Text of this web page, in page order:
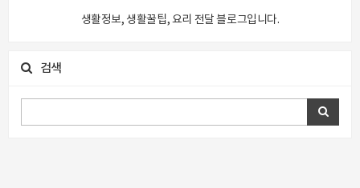
생활정보, 생활꿀팁, 요리 전달 블로그입니다.
검색